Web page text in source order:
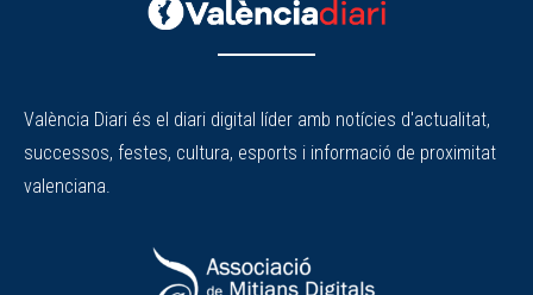
València Diari és el diari digital líder amb notícies d'actualitat,
successos, festes, cultura, esports i informació de proximitat
valenciana.